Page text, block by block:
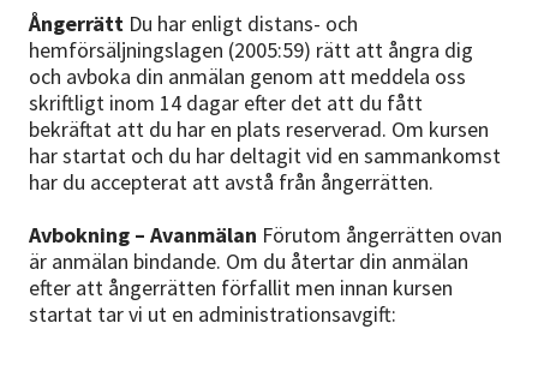
Lyssna
Ångerrätt Du har enligt distans- och
hemförsäljningslagen (2005:59) rätt att ångra dig
och avboka din anmälan genom att meddela oss
skriftligt inom 14 dagar efter det att du fått
bekräftat att du har en plats reserverad. Om kursen
har startat och du har deltagit vid en sammankomst
har du accepterat att avstå från ångerrätten.
Avbokning – Avanmälan Förutom ångerrätten ovan
är anmälan bindande. Om du återtar din anmälan
efter att ångerrätten förfallit men innan kursen
startat tar vi ut en administrationsavgift: